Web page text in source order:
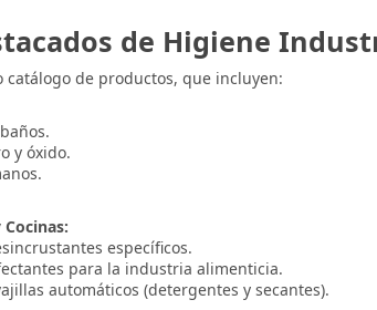
de Higiene
catálogo de productos, que incluyen:
y óxido.
específicos.
para la industria alimenticia.
automáticos (detergentes y secantes).